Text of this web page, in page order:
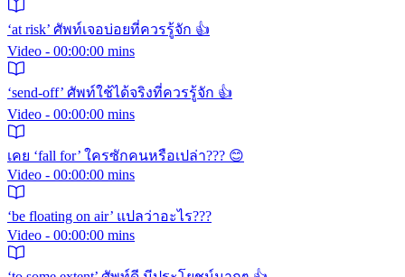
‘at risk’ ศัพท์เจอบ่อยที่ควรรู้จัก 👍
Video - 00:00:00 mins
‘send-off’ ศัพท์ใช้ได้จริงที่ควรรู้จัก 👍
Video - 00:00:00 mins
เคย ‘fall for’ ใครซักคนหรือเปล่า??? 😊
Video - 00:00:00 mins
‘be floating on air’ แปลว่าอะไร???
Video - 00:00:00 mins